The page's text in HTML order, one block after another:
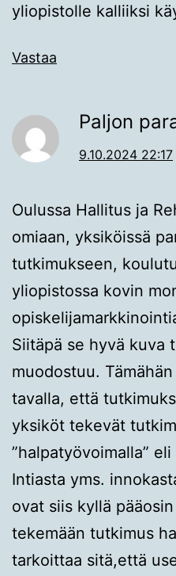
yliopistolle kalliiksi
Vastaa
Paljon
9.10.2024 22:17
Oulussa Hallitus ja
omiaan, yksiköissä
tutkimukseen,
yliopistossa kovin
Siitäpä se hyvä kuva
muodostuu.
tavalla, että
yksiköt tekevät
”halpatyövoimalla”
Intiasta yms.
ovat siis kyllä
tekemään tutkimus
tarkoittaa sitä,että